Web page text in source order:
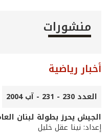
منشورات
أخبار رياضية
العدد 230 - 231 - آب 2004
الجيش يحرز بطولة لبنان
إعداد: نينا عقل خليل